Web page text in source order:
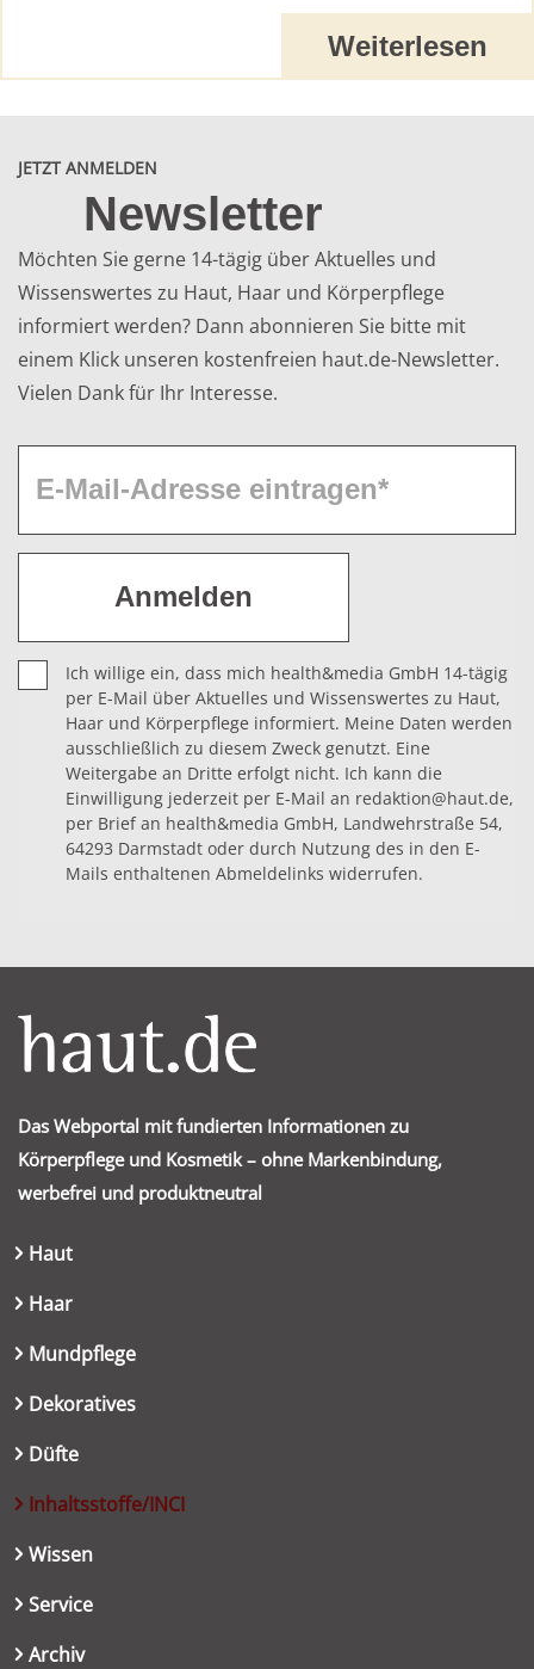
Weiterlesen
JETZT ANMELDEN
Newsletter
Möchten Sie gerne 14-tägig über Aktuelles und
Wissenswertes zu Haut, Haar und Körperpflege
informiert werden? Dann abonnieren Sie bitte mit
einem Klick unseren kostenfreien haut.de-Newsletter.
Vielen Dank für Ihr Interesse.
Ich willige ein, dass mich health&media GmbH 14-tägig
per E-Mail über Aktuelles und Wissenswertes zu Haut,
Haar und Körperpflege informiert. Meine Daten werden
ausschließlich zu diesem Zweck genutzt. Eine
Weitergabe an Dritte erfolgt nicht. Ich kann die
Einwilligung jederzeit per E-Mail an redaktion@haut.de,
per Brief an health&media GmbH, Landwehrstraße 54,
64293 Darmstadt oder durch Nutzung des in den E-
Mails enthaltenen Abmeldelinks widerrufen.
Das Webportal mit fundierten Informationen zu
Körperpflege und Kosmetik – ohne Markenbindung,
werbefrei und produktneutral
Haut
Haar
Mundpflege
Dekoratives
Düfte
Inhaltsstoffe/INCI
Wissen
Service
Archiv